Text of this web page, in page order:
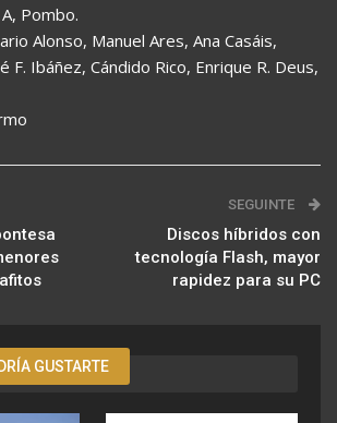
Pombo.
Alonso, Manuel Ares, Ana Casáis,
F. Ibáñez, Cándido Rico, Enrique R. Deus,
SEGUINTE
Discos híbridos con
tecnología Flash, mayor
rapidez para su PC
GUSTARTE